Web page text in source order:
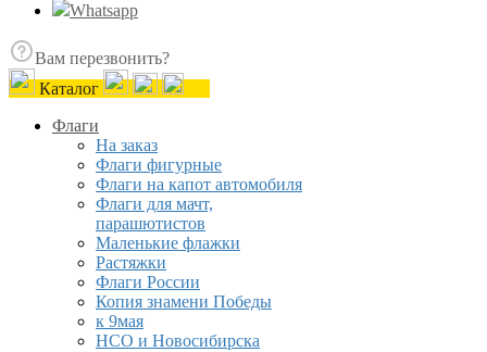
Whatsapp
Вам перезвонить?
Каталог
Флаги
На заказ
Флаги фигурные
Флаги на капот автомобиля
Флаги для мачт,
парашютистов
Маленькие флажки
Растяжки
Флаги России
Копия знамени Победы
к 9мая
НСО и Новосибирска